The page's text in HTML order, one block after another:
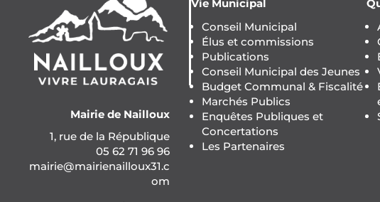
Mairie de Nailloux
1, rue de la République
05 62 71 96 96
mairie@mairienailloux31.c
om
Vie Municipal
Conseil Municipal
Élus et commissions
Publications
Conseil Municipal des Jeunes
Budget Communal & Fiscalité
Marchés Publics
Enquêtes Publiques et
Concertations
Les Partenaires